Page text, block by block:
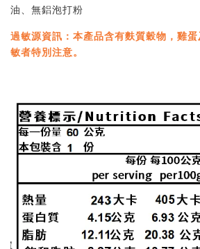
油、無鋁泡打粉
過敏源資訊：本產品含有麩質穀物，雞
敏者特別注意。